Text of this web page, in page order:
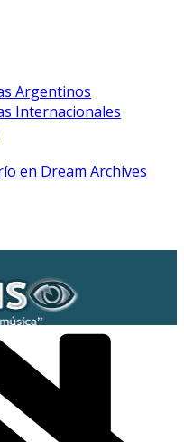
Argentinos
Internacionales
en Dream Archives